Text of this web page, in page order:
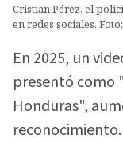
Cristian Pérez, el
en redes sociales.
En 2025, un
presentó como
Honduras",
reconocimiento.